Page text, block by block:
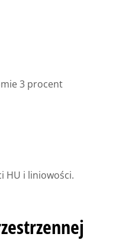
3 procent
HU i liniowości.